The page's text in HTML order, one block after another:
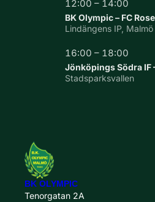
12:00 – 14:00
BK Olympic – FC
Lindängens IP,
16:00 – 18:00
Jönköpings Södra IF
Stadsparksvallen
BK OLYMPIC
Tenorgatan 2A